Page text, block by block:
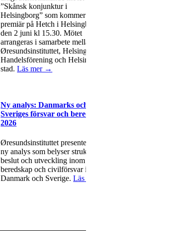
”Skånsk konjunktur i
Helsingborg” som kommer att ha
premiär på Hetch i Helsingborg
den 2 juni kl 15.30. Mötet
arrangeras i samarbete mellan
Øresundsinstituttet, Helsingborgs
Handelsförening och Helsingborgs
stad.Läs mer →
Ny analys: Danmarks och
Sveriges försvar och beredskap
2026
Øresundsinstituttet presenterar en
ny analys som belyser strukturer,
beslut och utveckling inom försvar,
beredskap och civilförsvar i
Danmark och Sverige.Läs mer →